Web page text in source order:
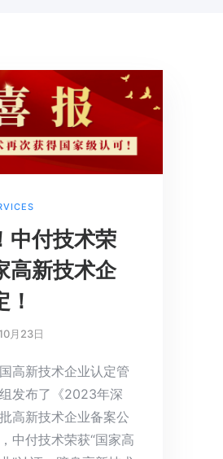
中付技术荣
高新技术企
月23日
高新技术企业认定管
发布了《2023年深
高新技术企业备案公
中付技术荣获“国家高